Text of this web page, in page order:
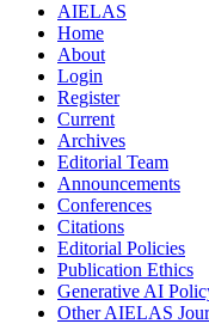
AIELAS
Home
About
Login
Register
Current
Archives
Editorial Team
Announcements
Conferences
Citations
Editorial Policies
Publication Ethics
Generative AI
Other AIELAS